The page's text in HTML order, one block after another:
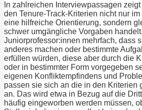
In zahlreichen Interviewpassagen
den Tenure-Track-Kriterien nicht nur
eine hilfreiche Orientierung, sondern
schwer umgängliche Vorgaben
Juniorprofessor:innen mehrfach, dass
anderes machen oder bestimmte
erfüllen würden, diese aber durch die
oder in bestimmter Form vorgegeben
eigenen Konfliktempfindens und
passen sie sich an die in den Kriterien
an. Das wird etwa in Bezug auf die
häufig eingeworben werden müssen,